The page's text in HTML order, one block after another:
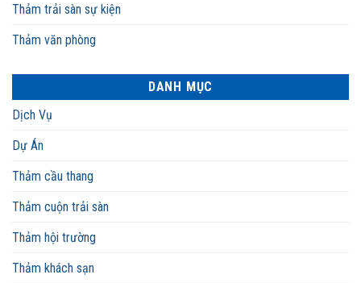
Thảm trải sàn sự kiện
Thảm văn phòng
DANH MỤC
Dịch Vụ
Dự Án
Thảm cầu thang
Thảm cuộn trải sàn
Thảm hội trường
Thảm khách sạn